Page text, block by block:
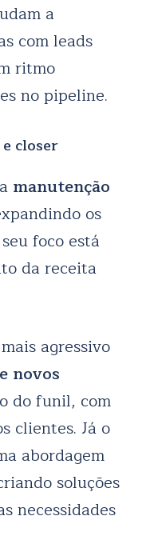
a
com leads
ritmo
no pipeline.
closer
manutenção
os
foco está
da receita
agressivo
novos
do funil, com
clientes. Já o
abordagem
soluções
necessidades